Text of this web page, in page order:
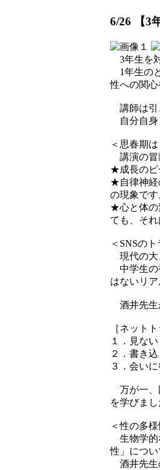
6/26 【3
3年生を
1年生の
性への関
講師は引
自分自身
＜思春期
講演の冒
★成長のピ
★自律神経
の現象です
★心と体の
ても、それ
＜SNSの
現代の大
中学生の
はないリア
酒井先生
［ネット
１．見ない
２．書き込
３．会いに
万が一、
を学びまし
＜性の多
生物学的
性」につい
酒井先生